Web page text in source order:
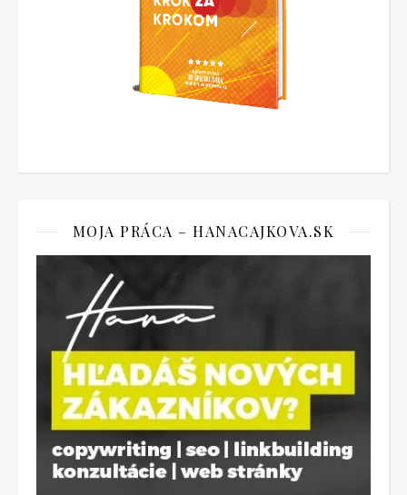
MOJA PRÁCA – HANACAJKOVA.SK